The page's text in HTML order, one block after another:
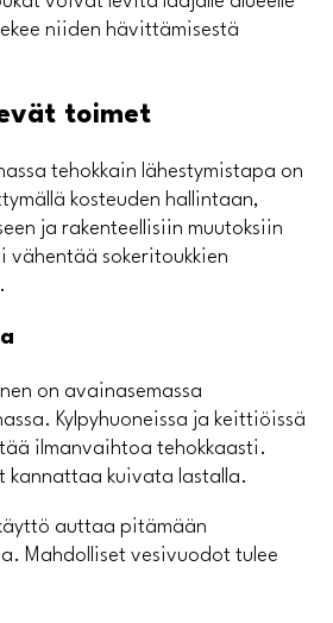
niiden hävittämisestä
toimet
tehokkain lähestymistapa on
kosteuden hallintaan,
ja rakenteellisiin muutoksiin
sokeritoukkien
on avainasemassa
Kylpyhuoneissa ja keittiöissä
ilmanvaihtoa tehokkaasti.
kannattaa kuivata lastalla.
auttaa pitämään
Mahdolliset vesivuodot tulee